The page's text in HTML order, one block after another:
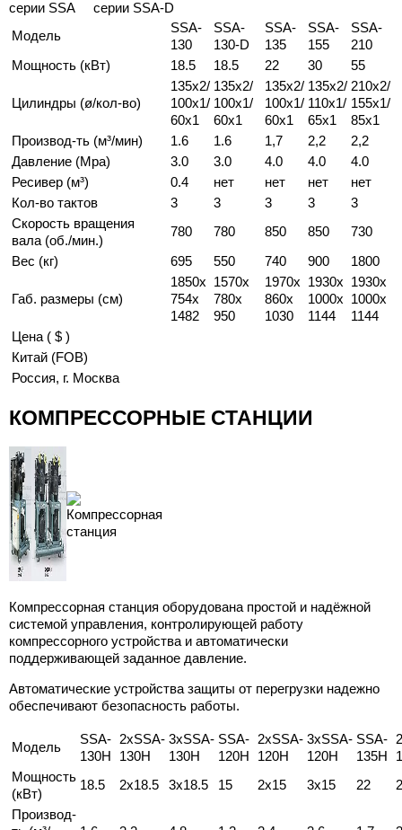
Модель
SSA-
130
SSA-
130-D
SSA-
135
SSA-
155
SSA-
210
Мощность (кВт)
18.5 18.5 22 30 55
Цилиндры (ø/кол-во)
135x2/
100x1/
60x1
135x2/
100x1/
60x1
135x2/
100x1/
60x1
135x2/
110x1/
65x1
210x2/
155x1/
85x1
Производ-ть (м³/мин)
1.6 1.6 1,7 2,2
2,2
Давление (Mpa)
3.0 3.0 4.0 4.0
4.0
Ресивер (м³)
0.4 нет нет нет
нет
Кол-во тактов
3 3 3 3
3
Скорость вращения
вала (об./мин.)
780 780 850 850
730
Вес (кг)
695 550 740 900 1800
Габ. размеры (см)
1850x
754x
1482
1570x
780x
950
1970x
860x
1030
1930x
1000x
1144
1930x
1000x
1144
Цена ( $ )
Китай (FOB)
Россия, г. Москва
КОМПРЕССОРНЫЕ СТАНЦИИ
Компрессорная станция оборудована простой и надёжной
системой управления, контролирующей работу
компрессорного устройства и автоматически
поддерживающей заданное давление.
Автоматические устройства защиты от перегрузки надежно
обеспечивают безопасность работы.
Модель
SSA-
130H
2xSSA-
130H
3xSSA-
130H
SSA-
120H
2xSSA-
120H
3xSSA-
120H
SSA-
135H
Мощность
(кВт)
18.5 2x18.5 3x18.5 15 2x15 3x15 22
Производ-